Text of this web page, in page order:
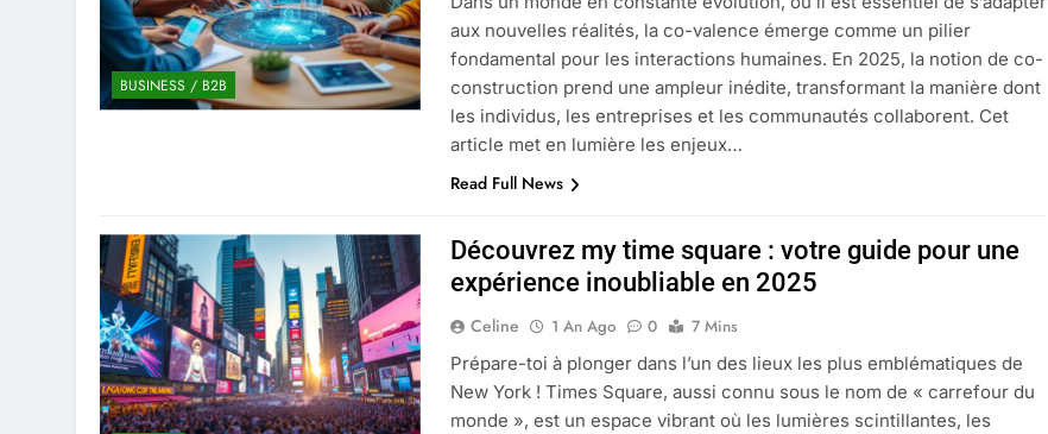
BUSINESS / B2B
aux nouvelles réalités, la co-valence émerge comme un pilier
fondamental pour les interactions humaines. En 2025, la notion de co-
construction prend une ampleur inédite, transformant la manière dont
les individus, les entreprises et les communautés collaborent. Cet
article met en lumière les enjeux…
Read Full News
Découvrez my time square : votre guide pour une
expérience inoubliable en 2025
Celine 1 An Ago 0
7 Mins
Prépare-toi à plonger dans l’un des lieux les plus emblématiques de
New York ! Times Square, aussi connu sous le nom de « carrefour du
monde », est un espace vibrant où les lumières scintillantes, les